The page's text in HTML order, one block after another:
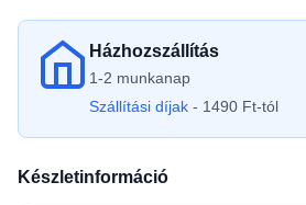
Házhozszállítás
1-2 munkanap
Szállítási díjak - 1490 Ft-tól
Készletinformáció